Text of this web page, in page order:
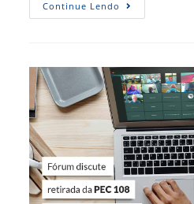
Continue Lendo Encontro
Discutiu
Pelos
Conselhos
A
Leis
E
Expedientes